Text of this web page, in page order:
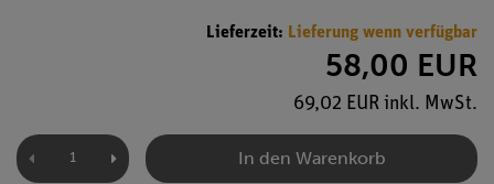
Lieferzeit: Lieferung wenn verfügbar
58,00 EUR
69,02 EUR inkl. MwSt.
In den Warenkorb